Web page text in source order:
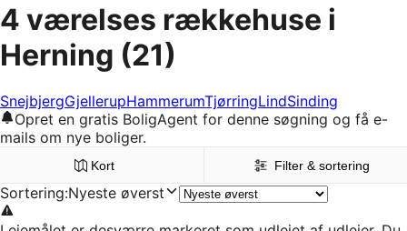
4 værelses rækkehuse i
Herning (21)
SnejbjergGjellerupHammerumTjørringLindSinding
Opret en gratis BoligAgent for denne søgning og få e-
mails om nye boliger.
Kort Filter & sortering
Sortering:Nyeste øverst